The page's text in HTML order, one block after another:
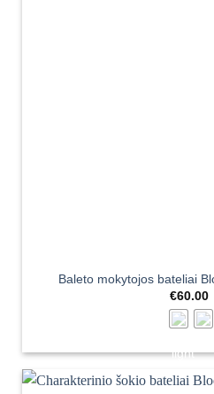
Baleto mokytojos bateliai
€60.00